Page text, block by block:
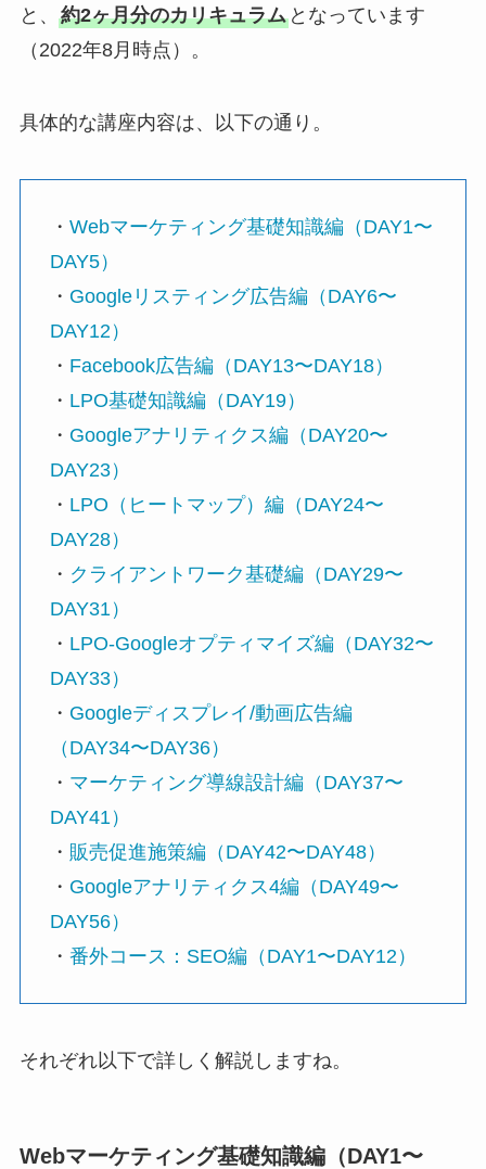
と、 約2ヶ月分のカリキュラムとなっています
（2022年8月時点）。
具体的な講座内容は、以下の通り。
・ Webマーケティング基礎知識編（DAY1〜
DAY5）
・ Googleリスティング広告編（DAY6〜
DAY12）
・ Facebook広告編（DAY13〜DAY18）
・ LPO基礎知識編（DAY19）
・ Googleアナリティクス編（DAY20〜
DAY23）
・ LPO（ヒートマップ）編（DAY24〜
DAY28）
・ クライアントワーク基礎編（DAY29〜
DAY31）
・ LPO-Googleオプティマイズ編（DAY32〜
DAY33）
・ Googleディスプレイ/動画広告編
（DAY34〜DAY36）
・ マーケティング導線設計編（DAY37〜
DAY41）
・ 販売促進施策編（DAY42〜DAY48）
・ Googleアナリティクス4編（DAY49〜
DAY56）
・ 番外コース：SEO編（DAY1〜DAY12）
それぞれ以下で詳しく解説しますね。
Webマーケティング基礎知識編（DAY1〜